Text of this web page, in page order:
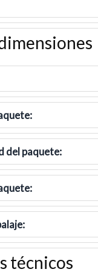
del paquete:
técnicos